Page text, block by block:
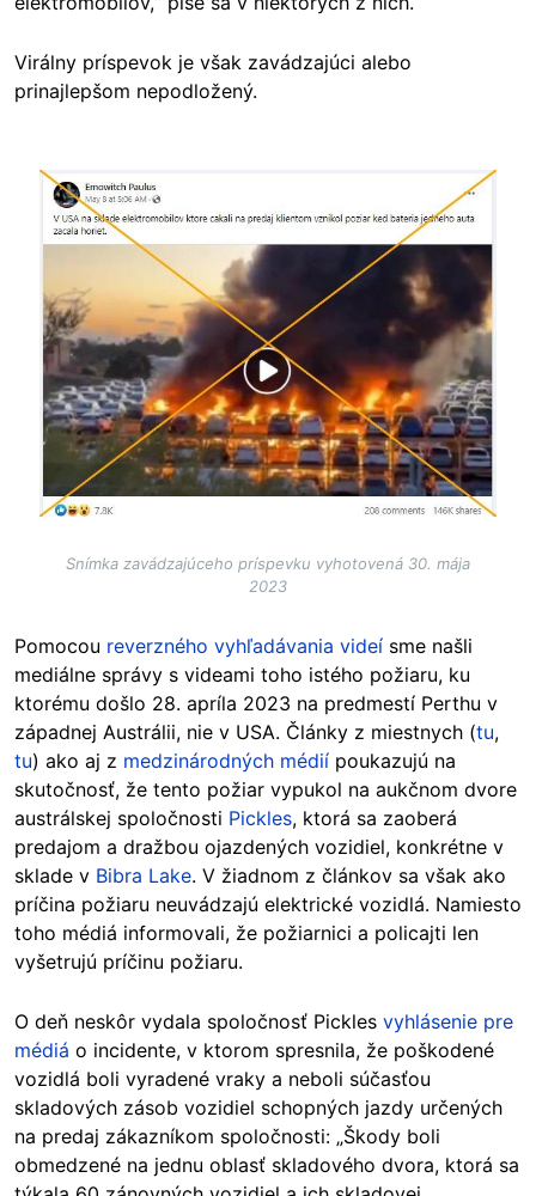
Virálny príspevok je však zavádzajúci alebo
prinajlepšom nepodložený.
Image
Snímka zavádzajúceho príspevku vyhotovená 30. mája
2023
Pomocou reverzného vyhľadávania videí sme našli
mediálne správy s videami toho istého požiaru, ku
ktorému došlo 28. apríla 2023 na predmestí Perthu v
západnej Austrálii, nie v USA. Články z miestnych (tu,
tu) ako aj z medzinárodných médií poukazujú na
skutočnosť, že tento požiar vypukol na aukčnom dvore
austrálskej spoločnosti Pickles, ktorá sa zaoberá
predajom a dražbou ojazdených vozidiel, konkrétne v
sklade v Bibra Lake. V žiadnom z článkov sa však ako
príčina požiaru neuvádzajú elektrické vozidlá. Namiesto
toho médiá informovali, že požiarnici a policajti len
vyšetrujú príčinu požiaru.
O deň neskôr vydala spoločnosť Pickles vyhlásenie pre
médiá o incidente, v ktorom spresnila, že poškodené
vozidlá boli vyradené vraky a neboli súčasťou
skladových zásob vozidiel schopných jazdy určených
na predaj zákazníkom spoločnosti: „Škody boli
obmedzené na jednu oblasť skladového dvora, ktorá sa